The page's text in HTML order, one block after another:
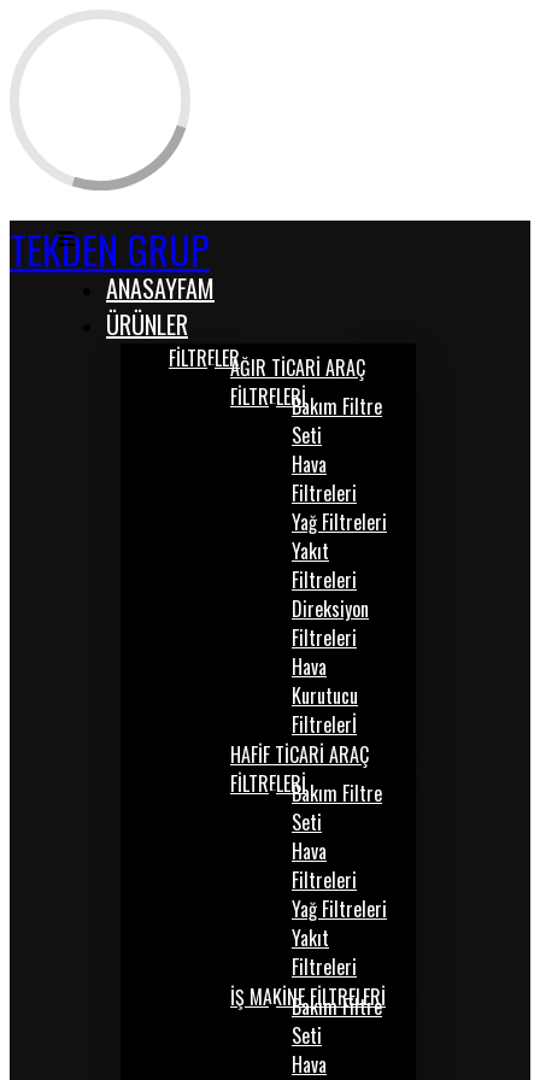
TEKDEN GRUP
ANASAYFAM
ÜRÜNLER
FİLTRELERAĞIR TİCARİ ARAÇ
FİLTRELERİBakım Filtre
Seti
Hava
Filtreleri
Yağ Filtreleri
Yakıt
Filtreleri
Direksiyon
Filtreleri
Hava
Kurutucu
Filtrelerİ
HAFİF TİCARİ ARAÇ
FİLTRELERİBakım Filtre
Seti
Hava
Filtreleri
Yağ Filtreleri
Yakıt
Filtreleri
İŞ MAKİNE FİLTRELERİ
Bakım Filtre
Seti
Hava